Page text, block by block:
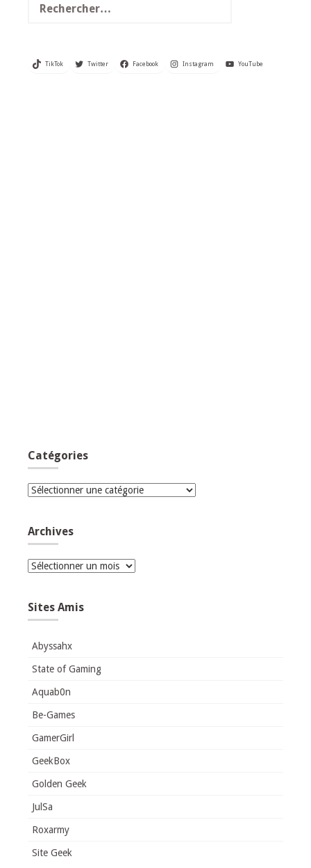
TikTok Twitter Facebook Instagram YouTube
Catégories
Catégories
Archives
Archives
Sites Amis
Abyssahx
State of Gaming
Aquab0n
Be-Games
GamerGirl
GeekBox
Golden Geek
JulSa
Roxarmy
Site Geek